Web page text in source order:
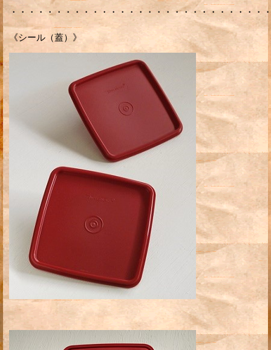
・・・・・・・・・・・・・・・・・・・・・・・・・・・
《シール（蓋）》